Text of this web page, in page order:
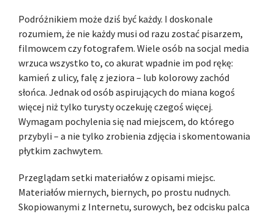
Podróżnikiem może dziś być każdy. I doskonale
rozumiem, że nie każdy musi od razu zostać pisarzem,
filmowcem czy fotografem. Wiele osób na socjal media
wrzuca wszystko to, co akurat wpadnie im pod rękę:
kamień z ulicy, falę z jeziora – lub kolorowy zachód
słońca. Jednak od osób aspirujących do miana kogoś
więcej niż tylko turysty oczekuję czegoś więcej.
Wymagam pochylenia się nad miejscem, do którego
przybyli – a nie tylko zrobienia zdjęcia i skomentowania
płytkim zachwytem.
Przeglądam setki materiałów z opisami miejsc.
Materiałów miernych, biernych, po prostu nudnych.
Skopiowanymi z Internetu, surowych, bez odcisku palca